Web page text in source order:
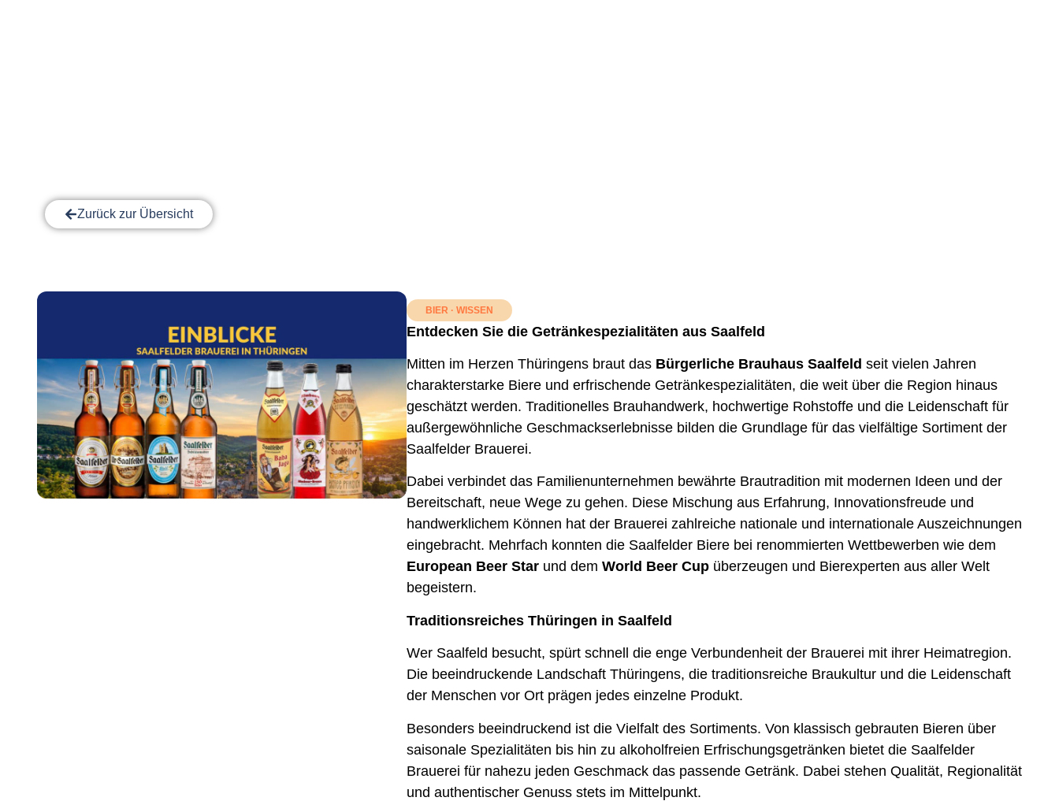
Zurück zur Übersicht
BIER · WISSEN
Entdecken Sie die Getränkespezialitäten aus Saalfeld
Mitten im Herzen Thüringens braut das Bürgerliche Brauhaus Saalfeld seit vielen Jahren
charakterstarke Biere und erfrischende Getränkespezialitäten, die weit über die Region hinaus
geschätzt werden. Traditionelles Brauhandwerk, hochwertige Rohstoffe und die Leidenschaft für
außergewöhnliche Geschmackserlebnisse bilden die Grundlage für das vielfältige Sortiment der
Saalfelder Brauerei.
Dabei verbindet das Familienunternehmen bewährte Brautradition mit modernen Ideen und der
Bereitschaft, neue Wege zu gehen. Diese Mischung aus Erfahrung, Innovationsfreude und
handwerklichem Können hat der Brauerei zahlreiche nationale und internationale Auszeichnungen
eingebracht. Mehrfach konnten die Saalfelder Biere bei renommierten Wettbewerben wie dem
European Beer Starund dem World Beer Cupüberzeugen und Bierexperten aus aller Welt
begeistern.
Traditionsreiches Thüringen in Saalfeld
Wer Saalfeld besucht, spürt schnell die enge Verbundenheit der Brauerei mit ihrer Heimatregion.
Die beeindruckende Landschaft Thüringens, die traditionsreiche Braukultur und die Leidenschaft
der Menschen vor Ort prägen jedes einzelne Produkt.
Besonders beeindruckend ist die Vielfalt des Sortiments. Von klassisch gebrauten Bieren über
saisonale Spezialitäten bis hin zu alkoholfreien Erfrischungsgetränken bietet die Saalfelder
Brauerei für nahezu jeden Geschmack das passende Getränk. Dabei stehen Qualität, Regionalität
und authentischer Genuss stets im Mittelpunkt.